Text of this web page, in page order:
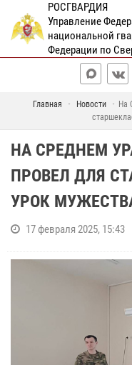
РОСГВАРДИЯ
Управление
национальной
Федерации по
Главная Новости
На
НА СРЕДНЕМ
ПРОВЕЛ ДЛЯ
УРОК
17 февраля 2025, 15:43